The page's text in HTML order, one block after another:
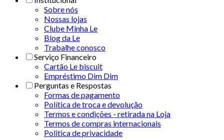
Sobre nós
Nossas lojas
Clube Minha Le
Blog da Le
Trabalhe conosco
Serviço Financeiro
Cartão Le biscuit
Empréstimo Dim Dim
Perguntas e Respostas
Formas de pagamento
Política de troca e devolução
Termos e condições - retirada na Loja
Termos de compras internacionais
Politica de privacidade